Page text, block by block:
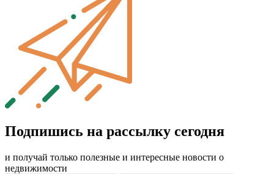
Подпишись на рассылку сегодня
и получай только полезные и интересные новости о
недвижимости